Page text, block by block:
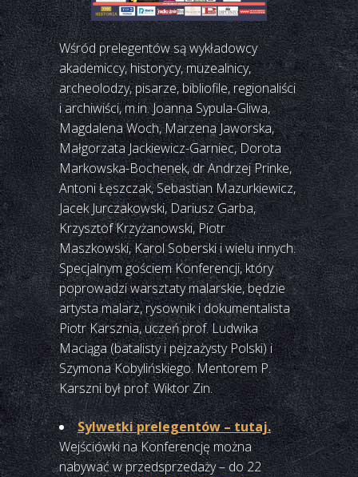
Wśród prelegentów są wykładowcy
akademiccy, historycy, muzealnicy,
archeolodzy, pisarze, bibliofile, regionaliści
i archiwiści, m.in. Joanna Sypula-Gliwa,
Magdalena Woch, Marzena Jaworska,
Małgorzata Jackiewicz-Garniec, Dorota
Markowska-Bochenek, dr Andrzej Prinke,
Antoni Łęszczak, Sebastian Mazurkiewicz,
Jacek Jurczakowski, Dariusz Garba,
Krzysztof Krzyżanowski, Piotr
Maszkowski, Karol Soberski i wielu innych.
Specjalnym gościem Konferencji, który
poprowadzi warsztaty malarskie, będzie
artysta malarz, rysownik i dokumentalista
Piotr Karsznia, uczeń prof. Ludwika
Maciąga (batalisty i pejzażysty Polski) i
Szymona Kobylińskiego. Mentorem P.
Karszni był prof. Wiktor Zin.
Sylwetki prelegentów – tutaj.
Wejściówki na Konferencję można
nabywać w przedsprzedaży – do 22